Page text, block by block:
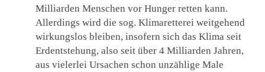
Milliarden Menschen vor Hunger retten kann.
Allerdings wird die sog. Klimaretterei weitgehend
wirkungslos bleiben, insofern sich das Klima seit
Erdentstehung, also seit über 4 Milliarden Jahren,
aus vielerlei Ursachen schon unzählige Male